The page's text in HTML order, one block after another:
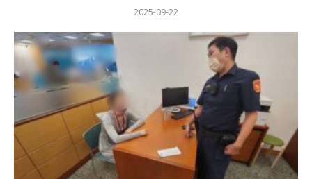
2025-09-22